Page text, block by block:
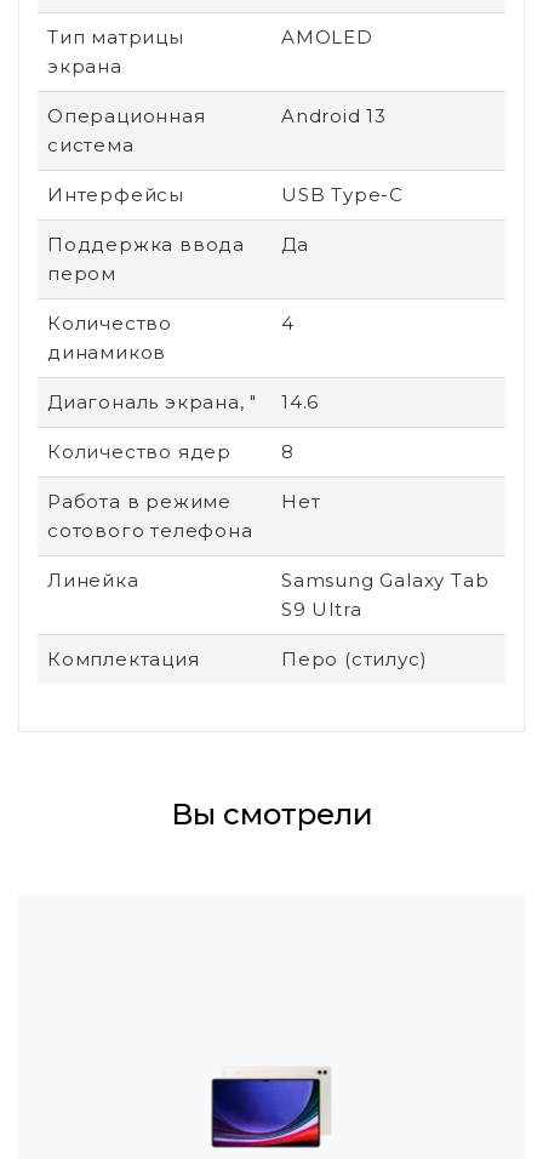
Тип матрицы
экрана
AMOLED
Операционная
система
Android 13
Интерфейсы USB Type-C
Поддержка ввода
пером
Да
Количество
динамиков
4
Диагональ экрана, " 14.6
Количество ядер 8
Работа в режиме
сотового телефона
Нет
Линейка
Samsung Galaxy Tab
S9 Ultra
Комплектация Перо (стилус)
Вы смотрели